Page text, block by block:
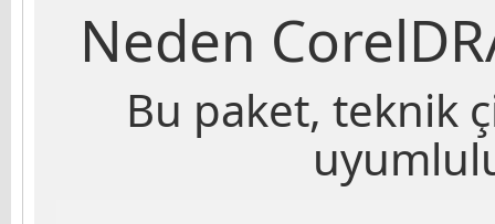
Neden
Bu paket, teknik